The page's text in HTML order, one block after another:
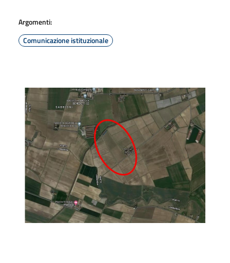
Argomenti:
Comunicazione istituzionale